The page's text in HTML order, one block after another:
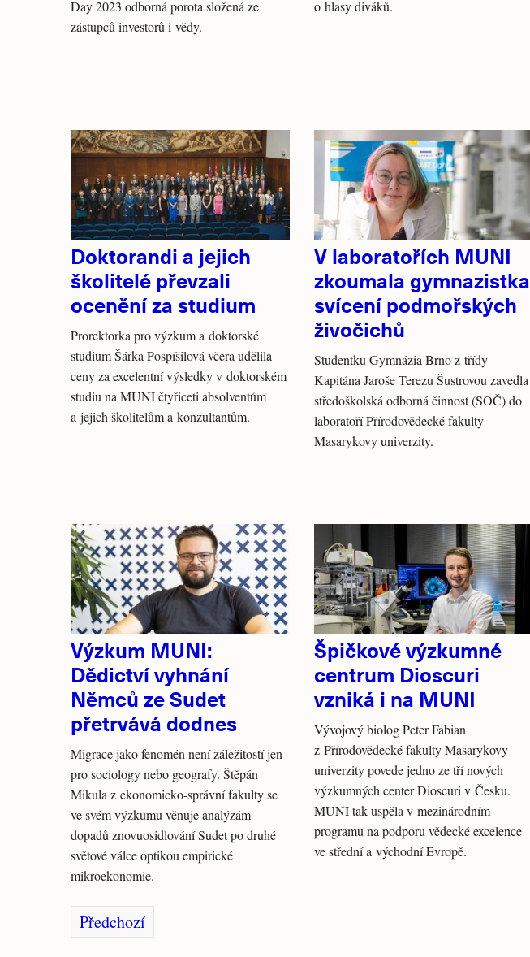
Day 2023 odborná porota složená ze
zástupců investorů i vědy.
o hlasy diváků.
Doktorandi a jejich
školitelé převzali
ocenění za studium
Prorektorka pro výzkum a doktorské
studium Šárka Pospíšilová včera udělila
ceny za excelentní výsledky v doktorském
studiu na MUNI čtyřiceti absolventům
a jejich školitelům a konzultantům.
V laboratořích MUNI
zkoumala gymnazistka
svícení podmořských
živočichů
Studentku Gymnázia Brno z třídy
Kapitána Jaroše Terezu Šustrovou zavedla
středoškolská odborná činnost (SOČ) do
laboratoří Přírodovědecké fakulty
Masarykovy univerzity.
Výzkum MUNI:
Dědictví vyhnání
Němců ze Sudet
přetrvává dodnes
Migrace jako fenomén není záležitostí jen
pro sociology nebo geografy. Štěpán
Mikula z ekonomicko-správní fakulty se
ve svém výzkumu věnuje analýzám
dopadů znovuosidlování Sudet po druhé
světové válce optikou empirické
mikroekonomie.
Špičkové výzkumné
centrum Dioscuri
vzniká i na MUNI
Vývojový biolog Peter Fabian
z Přírodovědecké fakulty Masarykovy
univerzity povede jedno ze tří nových
výzkumných center Dioscuri v Česku.
MUNI tak uspěla v mezinárodním
programu na podporu vědecké excelence
ve střední a východní Evropě.
Předchozí